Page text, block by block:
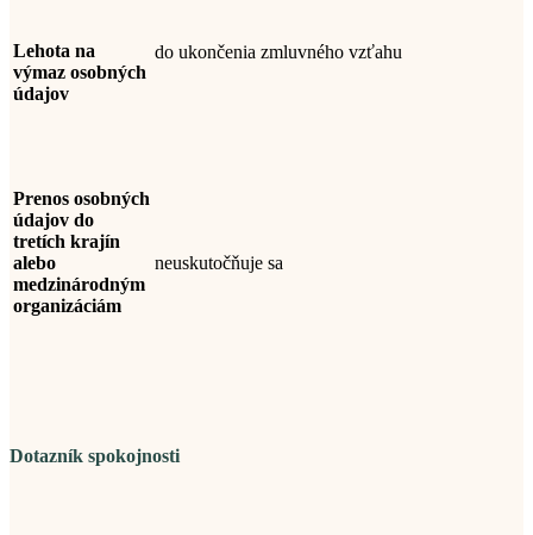
Lehota na
výmaz osobných
údajov
do ukončenia zmluvného vzťahu
Prenos osobných
údajov do
tretích krajín
alebo
medzinárodným
organizáciám
neuskutočňuje sa
Dotazník spokojnosti